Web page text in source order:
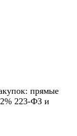
прямые
223-ФЗ и